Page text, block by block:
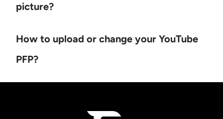
picture?
How to upload or change your YouTube
PFP?